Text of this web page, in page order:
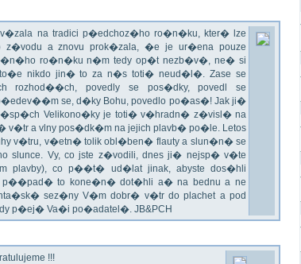
na tradici p�edchoz�ho ro�n�ku, kter� lze
z�vodu a znovu prok�zala, �e je ur�ena pouze
ro�n�ku n�m tedy op�t nezb�v�, ne� si
nikdo jin� to za n�s toti� neud�l�. Zase se
rozhod��ch, povedly se pos�dky, povedl se
se, d�ky Bohu, povedlo po�as�! Jak ji�
Velikono�ky je toti� v�hradn� z�visl� na
v�tr a vlny pos�dk�m na jejich plavb� po�le. Letos
v�tru, v�etn� tolik obl�ben� flauty a slun�n� se
slunce. Vy, co jste z�vodili, dnes ji� nejsp� v�te
plavby), co p��t� ud�lat jinak, abyste dos�hli
to kone�n� dot�hli a� na bednu a ne
sez�ny V�m dobr� v�tr do plachet a pod
p�ej� Va�i po�adatel�. JB&PCH
!!!